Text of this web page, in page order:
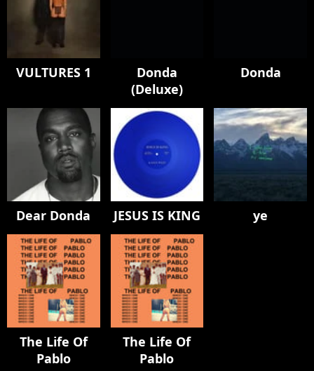
VULTURES 1
Donda
(Deluxe)
Donda
Dear Donda JESUS IS KING ye
The Life Of
Pablo
The Life Of
Pablo